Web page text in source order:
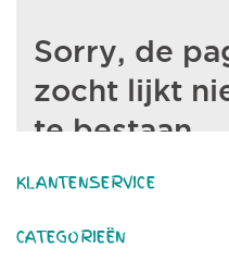
KLANTENSERVICE
CATEGORIEËN